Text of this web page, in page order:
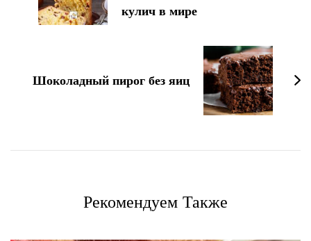
кулич в мире
Шоколадный пирог без яиц
Рекомендуем Также